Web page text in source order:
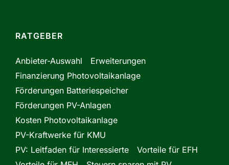
RATGEBER
Anbieter-Auswahl
Erweiterungen
Finanzierung Photovoltaikanlage
Förderungen Batteriespeicher
Förderungen PV-Anlagen
Kosten Photovoltaikanlage
PV-Kraftwerke für KMU
PV: Leitfaden für Interessierte
Vorteile für EFH